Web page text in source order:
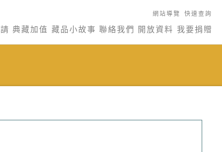
網站導覽 快速查詢
典藏加值 藏品小故事 聯絡我們 開放資料 我要捐贈